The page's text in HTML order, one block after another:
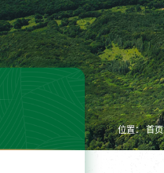
位置：首页